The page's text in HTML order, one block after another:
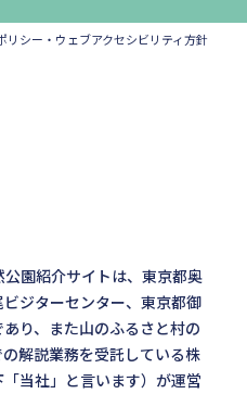
リシー・ウェブアクセシビリティ方針
園紹介サイトは、東京都奥
ジターセンター、東京都御
り、また山のふるさと村の
解説業務を受託している株
当社」と言います）が運営